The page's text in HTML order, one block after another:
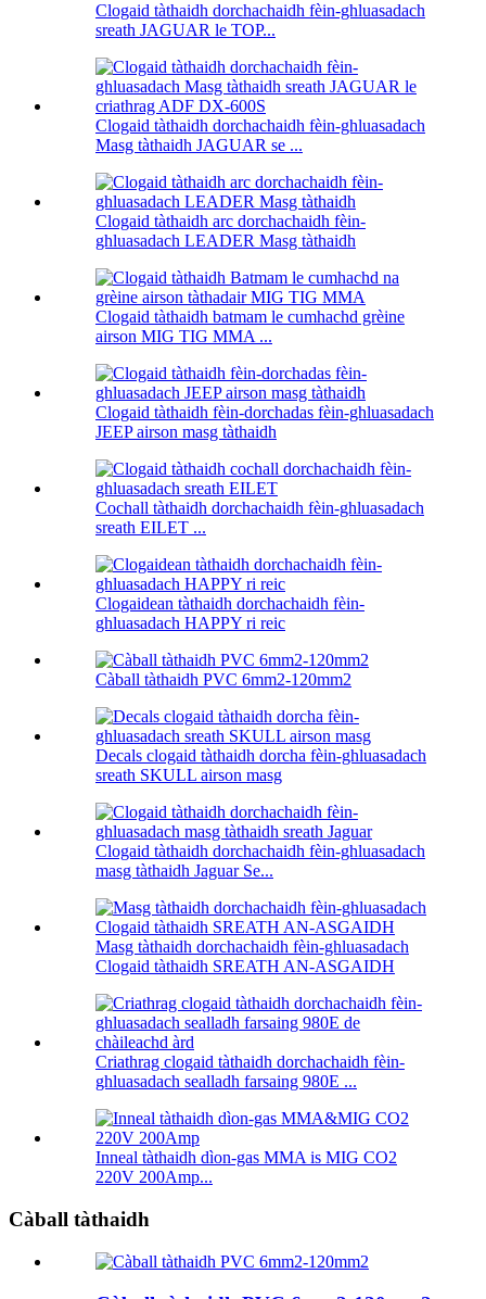
Clogaid tàthaidh dorchachaidh fèin-ghluasadach
sreath JAGUAR le TOP...
Clogaid tàthaidh dorchachaidh fèin-ghluasadach
Masg tàthaidh JAGUAR se ...
Clogaid tàthaidh arc dorchachaidh fèin-
ghluasadach LEADER Masg tàthaidh
Clogaid tàthaidh batmam le cumhachd grèine
airson MIG TIG MMA ...
Clogaid tàthaidh fèin-dorchadas fèin-ghluasadach
JEEP airson masg tàthaidh
Cochall tàthaidh dorchachaidh fèin-ghluasadach
sreath EILET ...
Clogaidean tàthaidh dorchachaidh fèin-
ghluasadach HAPPY ri reic
Càball tàthaidh PVC 6mm2-120mm2
Decals clogaid tàthaidh dorcha fèin-ghluasadach
sreath SKULL airson masg
Clogaid tàthaidh dorchachaidh fèin-ghluasadach
masg tàthaidh Jaguar Se...
Masg tàthaidh dorchachaidh fèin-ghluasadach
Clogaid tàthaidh SREATH AN-ASGAIDH
Criathrag clogaid tàthaidh dorchachaidh fèin-
ghluasadach sealladh farsaing 980E ...
Inneal tàthaidh dìon-gas MMA is MIG CO2
220V 200Amp...
Càball tàthaidh